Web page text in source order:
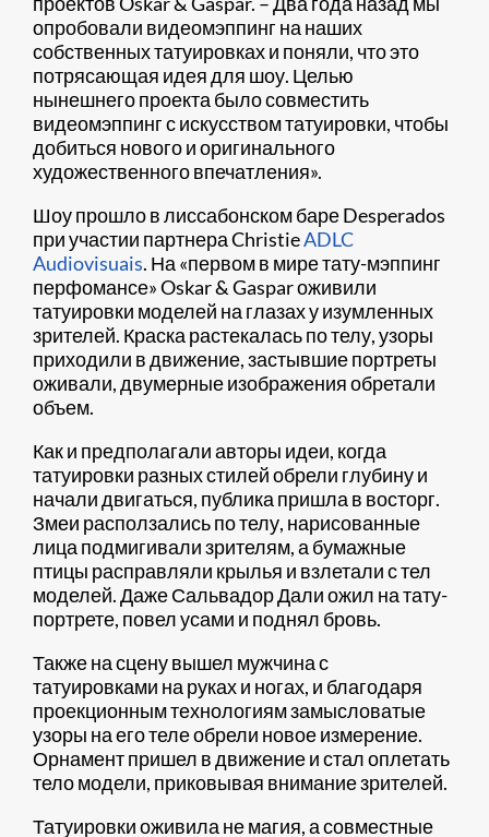
опробовали видеомэппинг на наших
собственных татуировках и поняли, что это
потрясающая идея для шоу. Целью
нынешнего проекта было совместить
видеомэппинг с искусством татуировки, чтобы
добиться нового и оригинального
художественного впечатления».
Шоу прошло в лиссабонском баре Desperados
при участии партнера ChristieADLC
Audiovisuais. На «первом в мире тату-мэппинг
перфомансе» Oskar & Gaspar оживили
татуировки моделей на глазах у изумленных
зрителей. Краска растекалась по телу, узоры
приходили в движение, застывшие портреты
оживали, двумерные изображения обретали
объем.
Как и предполагали авторы идеи, когда
татуировки разных стилей обрели глубину и
начали двигаться, публика пришла в восторг.
Змеи расползались по телу, нарисованные
лица подмигивали зрителям, а бумажные
птицы расправляли крылья и взлетали с тел
моделей. Даже Сальвадор Дали ожил на тату-
портрете, повел усами и поднял бровь.
Также на сцену вышел мужчина с
татуировками на руках и ногах, и благодаря
проекционным технологиям замысловатые
узоры на его теле обрели новое измерение.
Орнамент пришел в движение и стал оплетать
тело модели, приковывая внимание зрителей.
Татуировки оживила не магия, а совместные